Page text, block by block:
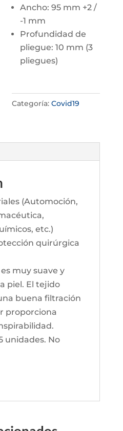
Ancho: 95 mm +2 /
-1 mm
Profundidad de
pliegue: 10 mm (3
pliegues)
Categoría:Covid19
(Automoción,
etc.)
quirúrgica
muy suave y
piel. El tejido
buena filtración
proporciona
unidades. No